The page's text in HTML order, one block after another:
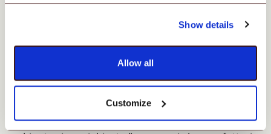
Show details
Allow all
Customize
Politiche di accesso
estese per SSO.
Eleva la sicurezza SSO con le Politiche di Accesso
Estese (XAP). Vai oltre la verifica dell'identità
dell'utente valutando come, dove e da quale